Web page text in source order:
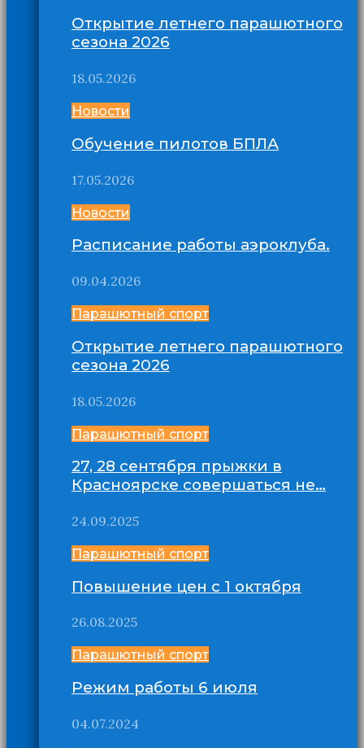
Открытие летнего парашютного
сезона 2026
18.05.2026
Новости
Обучение пилотов БПЛА
17.05.2026
Новости
Расписание работы аэроклуба.
09.04.2026
Парашютный спорт
Открытие летнего парашютного
сезона 2026
18.05.2026
Парашютный спорт
27, 28 сентября прыжки в
Красноярске совершаться не…
24.09.2025
Парашютный спорт
Повышение цен с 1 октября
26.08.2025
Парашютный спорт
Режим работы 6 июля
04.07.2024